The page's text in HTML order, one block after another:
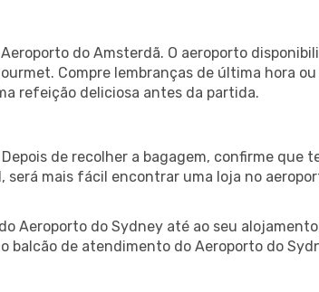
do Amsterdã. O aeroporto
Compre lembranças de última hora
refeição deliciosa antes da partida.
de recolher a bagagem, confirme
será mais fácil encontrar uma loja no
Aeroporto do Sydney até ao seu
de atendimento do Aeroporto do